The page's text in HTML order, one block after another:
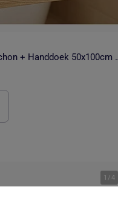
Set Badjas Capuchon +
1 /4